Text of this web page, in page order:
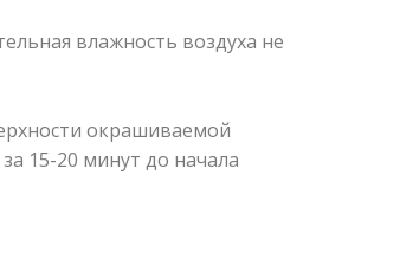
влажность воздуха не
окрашиваемой
15-20 минут до начала